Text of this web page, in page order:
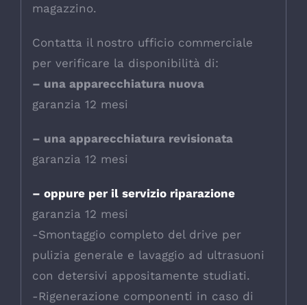
magazzino.
Contatta il nostro ufficio commerciale
per verificare la disponibilità di:
– una apparecchiatura nuova
garanzia 12 mesi
– una apparecchiatura revisionata
garanzia 12 mesi
– oppure per il servizio riparazione
garanzia 12 mesi
-Smontaggio completo del drive per
pulizia generale e lavaggio ad ultrasuoni
con detersivi appositamente studiati.
-Rigenerazione componenti in caso di